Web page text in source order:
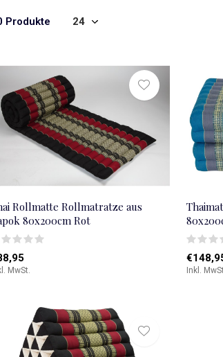
Produkte
Rollmatte Rollmatratze aus
80x200cm Rot
MwSt. Inkl. MwSt.